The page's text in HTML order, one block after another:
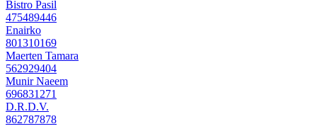
Bistro Pasil
475489446
Enairko
801310169
Maerten Tamara
562929404
Munir Naeem
696831271
D.R.D.V.
862787878